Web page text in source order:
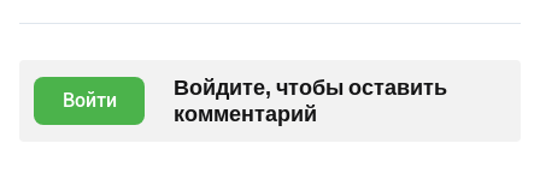
Войти
Войдите, чтобы оставить
комментарий